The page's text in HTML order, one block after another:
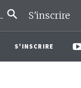
S'inscrire
S'INSCRIRE